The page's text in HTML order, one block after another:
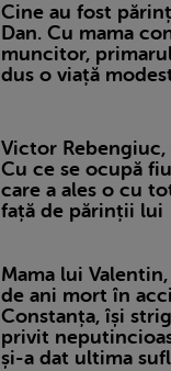
Cine au fost
Dan. Cu mama
muncitor,
dus o viață
Victor
Cu ce se ocupă
care a ales o cu
față de părinții lui
Mama lui
de ani mort în
Constanța, își
privit
și-a dat ultima